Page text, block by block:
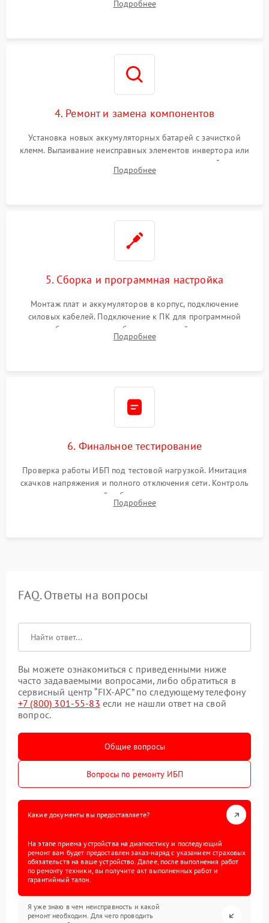
конденсаторов и прогаров на печатной плате.
Подробнее
4. Ремонт и замена компонентов
Установка новых аккумуляторных батарей с зачисткой
клемм. Выпаивание неисправных элементов инвертора или
цепи зарядки и монтаж новых радиодеталей.
Восстановление поврежденных токоведущих дорожек и
Подробнее
5. Сборка и программная настройка
Монтаж плат и аккумуляторов в корпус, подключение
силовых кабелей. Подключение к ПК для программной
калибровки констант батареи, настройки порогов
срабатывания AVR и сброса счетчиков старения АКБ.
Подробнее
6. Финальное тестирование
Проверка работы ИБП под тестовой нагрузкой. Имитация
скачков напряжения и полного отключения сети. Контроль
времени автономной работы, температурного режима и
корректности формы выходного сигнала.
Подробнее
FAQ. Ответы на вопросы
Вы можете ознакомиться с приведенными ниже
часто задаваемыми вопросами, либо обратиться в
сервисный центр “FIX-APC” по следующему телефону
+7 (800) 301-55-83 если не нашли ответ на свой
вопрос.
Общие вопросы
Вопросы по ремонту ИБП
Какие документы вы предоставляете?
На этапе приема устройства на диагностику и последующий
ремонт вам будет предоставлен заказ-наряд с указанием страховых
обязательств на ваше устройство. Далее, после выполнения работ
по ремонту техники, вы получите акт выполненных работ и
гарантийный талон.
Я уже знаю в чем неисправность и какой
ремонт необходим. Для чего проводить